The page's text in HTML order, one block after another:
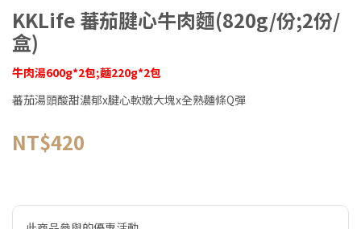
KKLife 蕃茄腱心牛肉麵(820g/份;2份/
盒)
牛肉湯600g*2包;麵220g*2包
蕃茄湯頭酸甜濃郁x腱心軟嫩大塊x全熟麵條Q彈
NT$420